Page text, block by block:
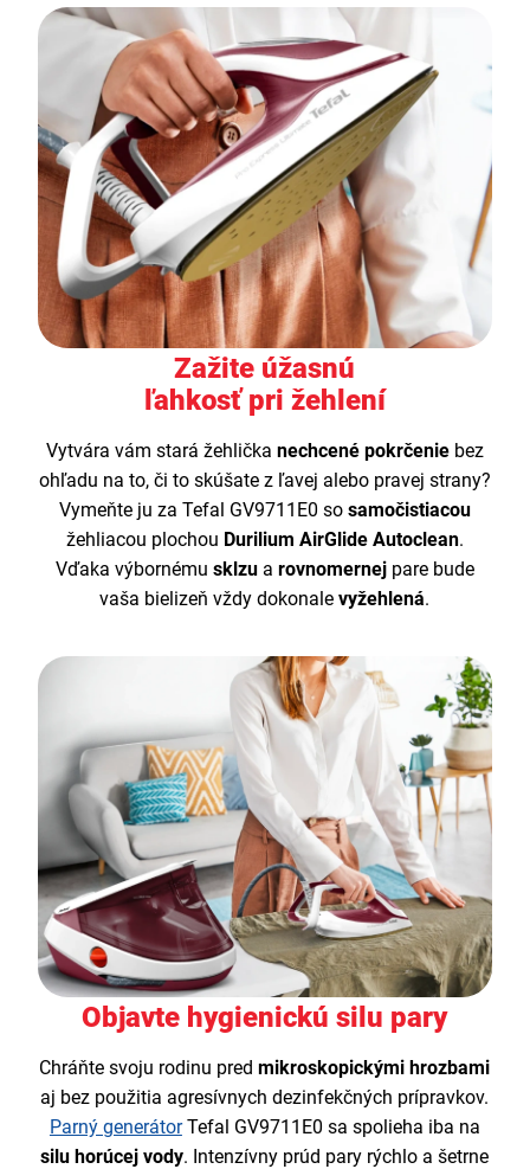
Zažite úžasnú
ľahkosť pri žehlení
Vytvára vám stará žehlička nechcené pokrčeniebez
ohľadu na to, či to skúšate z ľavej alebo pravej strany?
Vymeňte ju za Tefal GV9711E0 so samočistiacou
žehliacou plochou Durilium AirGlide Autoclean.
Vďaka výbornému sklzua rovnomernejpare bude
vaša bielizeň vždy dokonalevyžehlená.
Objavte hygienickú silu pary
Chráňte svoju rodinu predmikroskopickými hrozbami
aj bez použitia agresívnych dezinfekčných prípravkov.
Parný generátorTefal GV9711E0 sa spolieha iba na
silu horúcej vody. Intenzívny prúd pary rýchlo a šetrne